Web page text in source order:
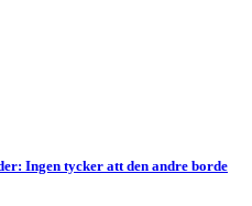
Ingen tycker att den andre borde